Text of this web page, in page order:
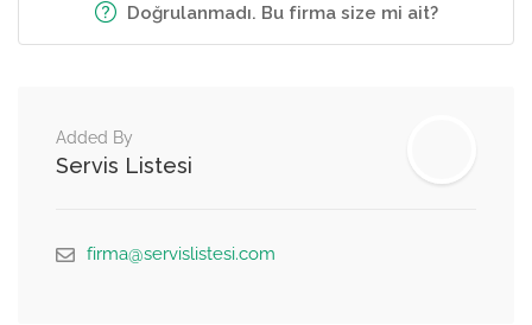
Doğrulanmadı. Bu firma size mi ait?
Added By
Servis Listesi
firma@servislistesi.com